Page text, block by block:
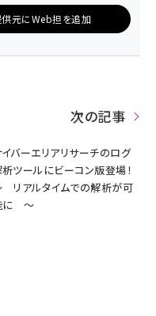
供元にWeb担を追加
次の記事
イバーエリアリサーチのログ
ツールにビーコン版登場！
リアルタイムでの解析が可
に ～